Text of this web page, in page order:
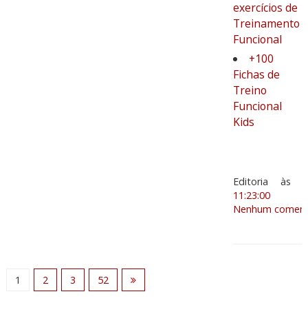
exercícios de
Treinamento
Funcional
+100
Fichas de
Treino
Funcional
Kids
Editoria
às
11:23:00
Nenhum
1 2 3 52